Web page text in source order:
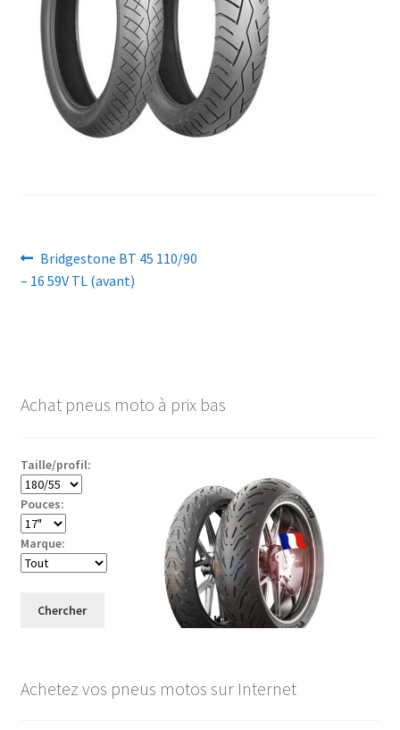
Navigation
de
Article
précédent :
Bridgestone BT 45 110/90
– 16 59V TL (avant)
Achat pneus moto à prix bas
Taille/profil:
Pouces:
Marque:
Chercher
Achetez vos pneus motos sur Internet